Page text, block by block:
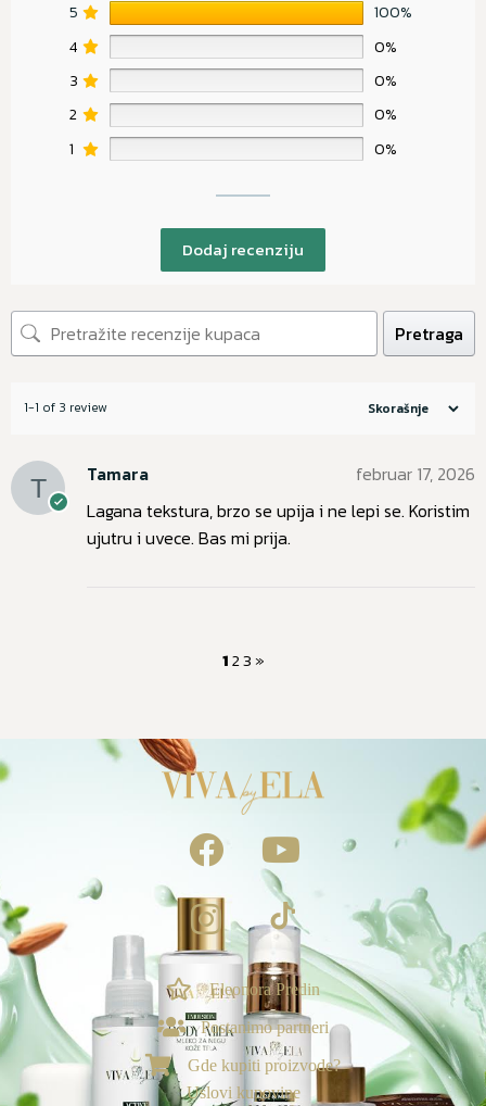
5
100%
4
0%
3
0%
2
0%
1
0%
Dodaj recenziju
Pretraga
1-1 of 3 review
Tamara
februar 17, 2026
Lagana tekstura, brzo se upija i ne lepi se. Koristim
ujutru i uvece. Bas mi prija.
123»
Eleonora Predin
Postanimo partneri
Gde kupiti proizvode?
Uslovi kupovine
NAGRADE & POGODNOSTI
Ekskluzivno za vas
Loyalty & Preporuka